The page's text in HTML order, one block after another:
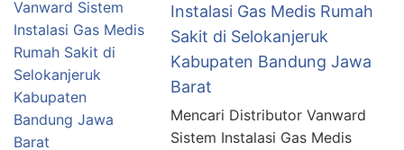
Instalasi Gas Medis Rumah
Sakit di Selokanjeruk
Kabupaten Bandung Jawa
Barat
Mencari Distributor Vanward
Sistem Instalasi Gas Medis